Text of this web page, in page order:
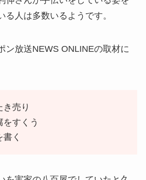
る人は多数いるようです。
ン放送NEWS ONLINEの取材に
き売り
すくう
く